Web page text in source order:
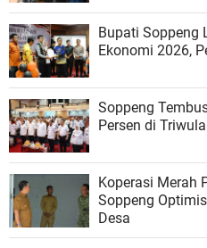
Bupati Soppeng
Ekonomi 2026,
Soppeng
Persen di
Koperasi Merah
Soppeng
Desa